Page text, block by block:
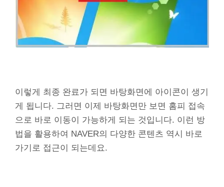
이렇게 최종 완료가 되면 바탕화면에 아이콘이 생기
게 됩니다. 그러면 이제 바탕화면만 보면 홈피 접속
으로 바로 이동이 가능하게 되는 것입니다. 이런 방
법을 활용하여 NAVER의 다양한 콘텐츠 역시 바로
가기로 접근이 되는데요.